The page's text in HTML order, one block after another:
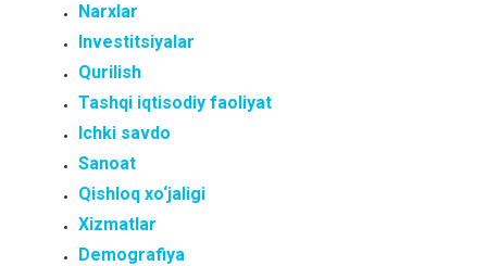
Narxlar
Investitsiyalar
Qurilish
Tashqi iqtisodiy faoliyat
Ichki savdo
Sanoat
Qishloq xo‘jaligi
Xizmatlar
Demografiya